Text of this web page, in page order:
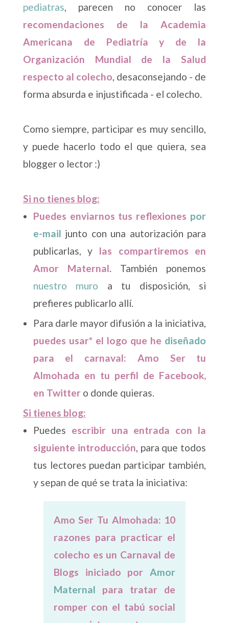
pediatras, parecen no conocer las
recomendaciones de la Academia
Americana de Pediatría y de la
Organización Mundial de la Salud
respecto al colecho, desaconsejando - de
forma absurda e injustificada - el colecho.
Como siempre, participar es muy sencillo,
y puede hacerlo todo el que quiera, sea
blogger o lector :)
Si no tienes blog:
Puedes enviarnos tus reflexiones por
e-mail junto con una autorización para
publicarlas, y las compartiremos en
Amor Maternal. También ponemos
nuestro muro a tu disposición, si
prefieres publicarlo allí.
Para darle mayor difusión a la iniciativa,
puedes usar* el logo que he diseñado
para el carnaval: Amo Ser tu
Almohada en tu perfil de Facebook,
en Twittero donde quieras.
Si tienes blog:
Puedes escribir una entrada con la
siguiente introducción, para que todos
tus lectores puedan participar también,
y sepan de qué se trata la iniciativa:
Amo Ser Tu Almohada: 10
razones para practicar el
colecho es un Carnaval de
Blogs iniciado porAmor
Maternal para tratar de
romper con el tabú social